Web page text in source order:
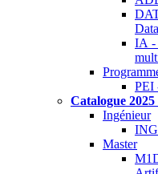
IA -
PEI
Catalogue 2025
Ingénieur
Master